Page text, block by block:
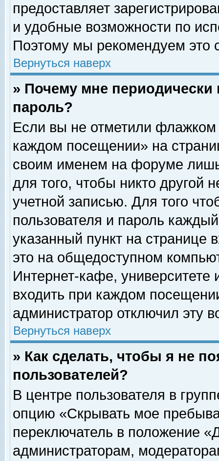
предоставляет
и удобные возможности по
Поэтому мы рекомендуем это
Вернуться наверх
» Почему мне
пароль?
Если вы не отметили флажком
каждом посещении» на
своим именем на форуме
для того, чтобы никто другой
учетной записью. Для того
пользователя и пароль
указанный пункт на
это на общедоступном
Интернет-кафе, университете
входить при каждом
администратор отключил эту
Вернуться наверх
» Как сделать, чтобы я не
пользователей?
В центре пользователя в
опцию «Скрывать мое
переключатель в положение
администраторам,